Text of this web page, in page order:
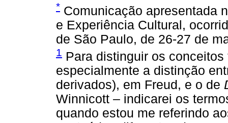
* Comunicação apresentada
e Experiência Cultural,
de São Paulo, de 26-27 de
1 Para distinguir os
especialmente a distinção
derivados), em Freud, e o de
Winnicott – indicarei os
quando estou me referindo